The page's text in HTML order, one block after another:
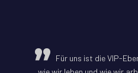
Für uns ist die VIP-